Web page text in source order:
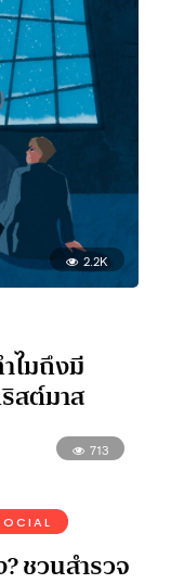
2.2K
ไมถึงมี
สต์มาส
713
ชวนสำรวจ